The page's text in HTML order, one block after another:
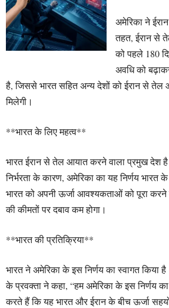
अमेरिका ने
तहत, ईरान से
को पहले 180
अवधि को
है, जिससे भारत सहित अन्य देशों को ईरान से तेल
मिलेगी।
**भारत के लिए महत्व**
भारत ईरान से तेल आयात करने वाला प्रमुख देश
निर्भरता के कारण, अमेरिका का यह निर्णय भारत
भारत को अपनी ऊर्जा आवश्यकताओं को पूरा
की कीमतों पर दबाव कम होगा।
**भारत की प्रतिक्रिया**
भारत ने अमेरिका के इस निर्णय का स्वागत किया
के प्रवक्ता ने कहा, “हम अमेरिका के इस निर्णय
करते हैं कि यह भारत और ईरान के बीच ऊर्जा